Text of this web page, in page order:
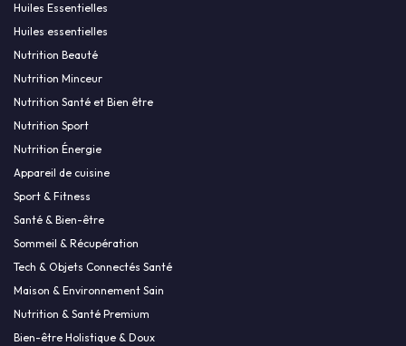
Huiles Essentielles
Huiles essentielles
Nutrition Beauté
Nutrition Minceur
Nutrition Santé et Bien être
Nutrition Sport
Nutrition Énergie
Appareil de cuisine
Sport & Fitness
Santé & Bien-être
Sommeil & Récupération
Tech & Objets Connectés Santé
Maison & Environnement Sain
Nutrition & Santé Premium
Bien-être Holistique & Doux